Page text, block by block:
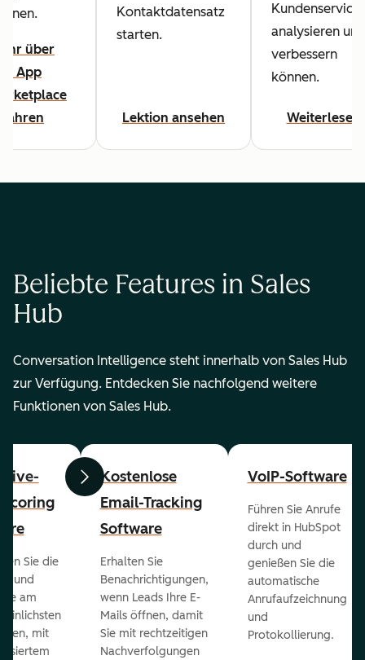
über
App
Kontaktdatensatz
starten.
Lektion ansehen
Kundenservice
analysieren und
verbessern
können.
Weiterlesen
Beliebte Features in Sales
Hub
Conversation Intelligence steht innerhalb von Sales Hub
zur Verfügung. Entdecken Sie nachfolgend weitere
Funktionen von Sales Hub.
ZurückWeiter
Sie die
und
am
mit
Kostenlose
Email-Tracking
Software
Erhalten Sie
Benachrichtigungen,
wenn Leads Ihre E-
Mails öffnen, damit
Sie mit rechtzeitigen
Nachverfolgungen
VoIP-Software
Führen Sie Anrufe
direkt in HubSpot
durch und
genießen Sie die
automatische
Anrufaufzeichnung
und
Protokollierung.